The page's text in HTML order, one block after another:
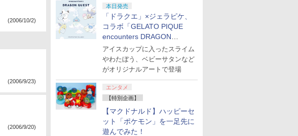
本日発売
「ドラクエ」×ジェラピケ、
コラボ「GELATO PIQUE
encounters DRAGON
QUEST」第2弾が本日発売
アイスカップに入ったスライム
やわたぼう、ベビーサタンなど
がオリジナルアートで登場
エンタメ
【特別企画】
【マクドナルド】ハッピーセ
ット「ポケモン」を一足先に
遊んでみた！
(2006/10/2)
(2006/9/23)
(2006/9/20)